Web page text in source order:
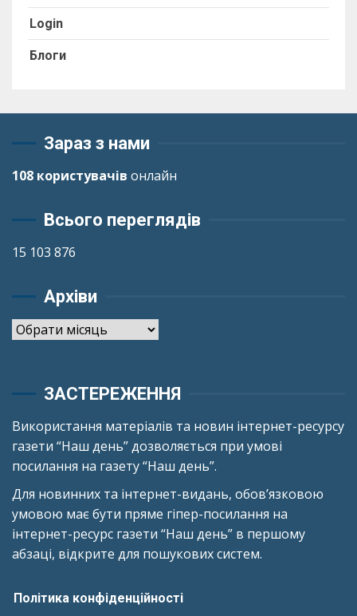
Login
Блоги
Зараз з нами
108 користувачів онлайн
Всього переглядів
15 103 876
Архіви
Архіви
ЗАСТЕРЕЖЕННЯ
Використання матеріалів та новин інтернет-ресурсу
газети “Наш день” дозволяється при умові
посилання на газету “Наш день”.
Для новинних та інтернет-видань, обов’язковою
умовою має бути пряме гіпер-посилання на
інтернет-ресурс газети “Наш день” в першому
абзаці, відкрите для пошукових систем.
Політика конфіденційності